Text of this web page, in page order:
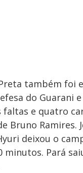
também foi
do Guarani
e quatro
Bruno
deixou o
minutos. Pará